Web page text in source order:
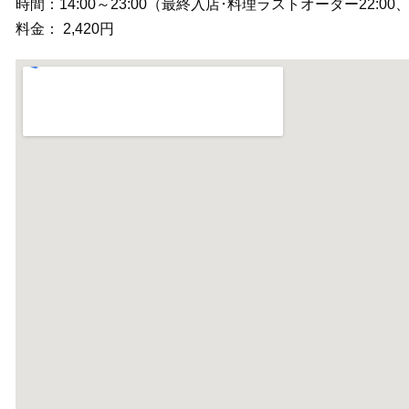
時間：14:00～23:00（最終入店･料理ラストオーダー22:00
料金： 2,420円